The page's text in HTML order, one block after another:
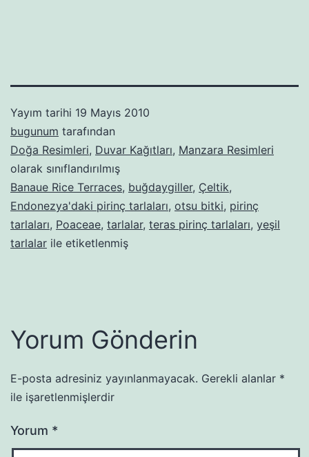
Yayım tarihi 19 Mayıs 2010
bugunum tarafından
Doğa Resimleri, Duvar Kağıtları, Manzara Resimleri
olarak sınıflandırılmış
Banaue Rice Terraces, buğdaygiller, Çeltik,
Endonezya'daki pirinç tarlaları, otsu bitki, pirinç
tarlaları, Poaceae, tarlalar, teras pirinç tarlaları, yeşil
tarlalar ile etiketlenmiş
Yorum Gönderin
E-posta adresiniz yayınlanmayacak. Gerekli alanlar *
ile işaretlenmişlerdir
Yorum *